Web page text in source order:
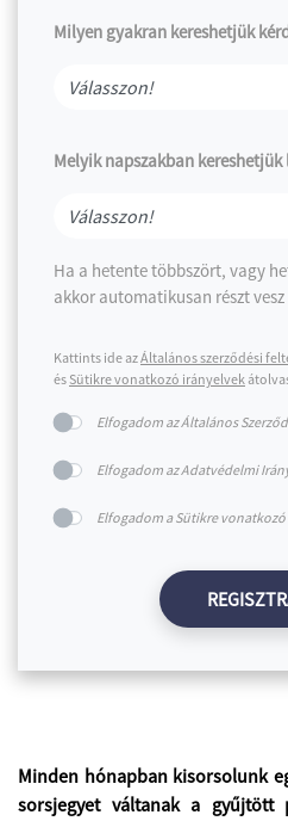
Milyen gyakran kereshetjük
Melyik napszakban
Ha a hetente többszört, vagy
akkor automatikusan részt
Kattints ide azÁltalános szerződési
és Sütikre vonatkozó irányelvek
Elfogadom az Általános
Elfogadom az Adatvédelmi
Elfogadom a Sütikre
Minden hónapban kisorsolunk
sorsjegyet váltanak a gyűjtött